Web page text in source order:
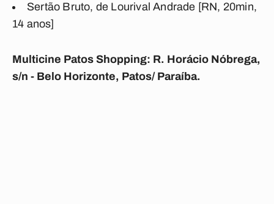
Sertão Bruto, de Lourival Andrade [RN, 20min,
14 anos]
Multicine Patos Shopping: R. Horácio Nóbrega,
s/n - Belo Horizonte, Patos/ Paraíba.